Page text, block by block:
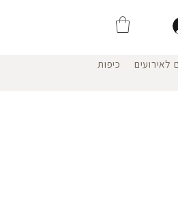
לאירועים
כיפות